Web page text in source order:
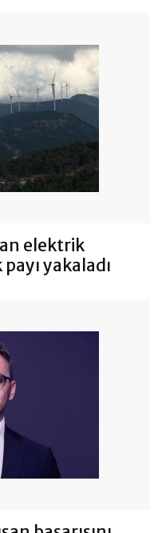
elektrik
yakaladı